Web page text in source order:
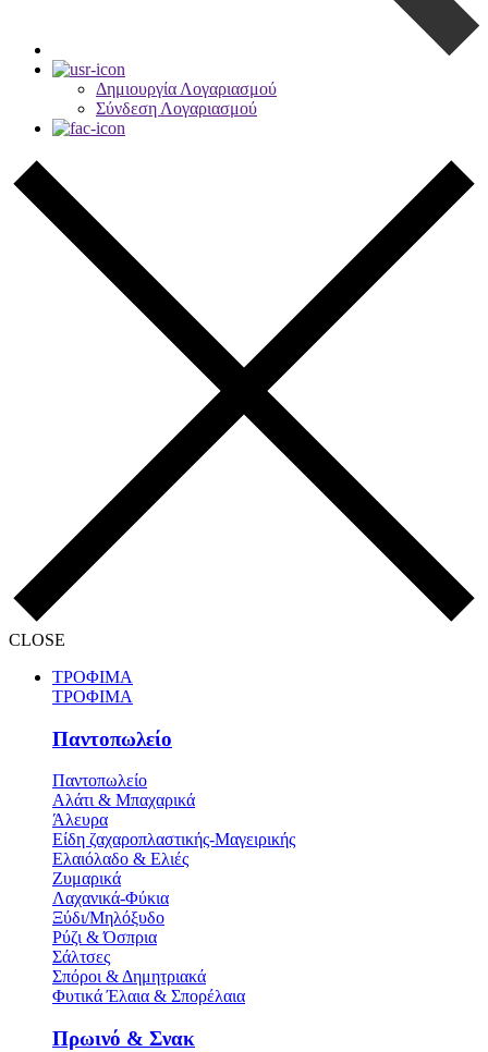
Δημιουργία Λογαριασμού
Σύνδεση Λογαριασμού
CLOSE
ΤΡΟΦΙΜΑ
ΤΡΟΦΙΜΑ
Παντοπωλείο
Παντοπωλείο
Αλάτι & Μπαχαρικά
Άλευρα
Είδη ζαχαροπλαστικής-Μαγειρικής
Ελαιόλαδο & Ελιές
Ζυμαρικά
Λαχανικά-Φύκια
Ξύδι/Μηλόξυδο
Ρύζι & Όσπρια
Σάλτσες
Σπόροι & Δημητριακά
Φυτικά Έλαια & Σπορέλαια
Πρωινό & Σνακ